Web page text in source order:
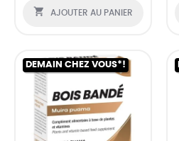
 AJOUTER AU PANIER
DEMAIN CHEZ VOUS*!